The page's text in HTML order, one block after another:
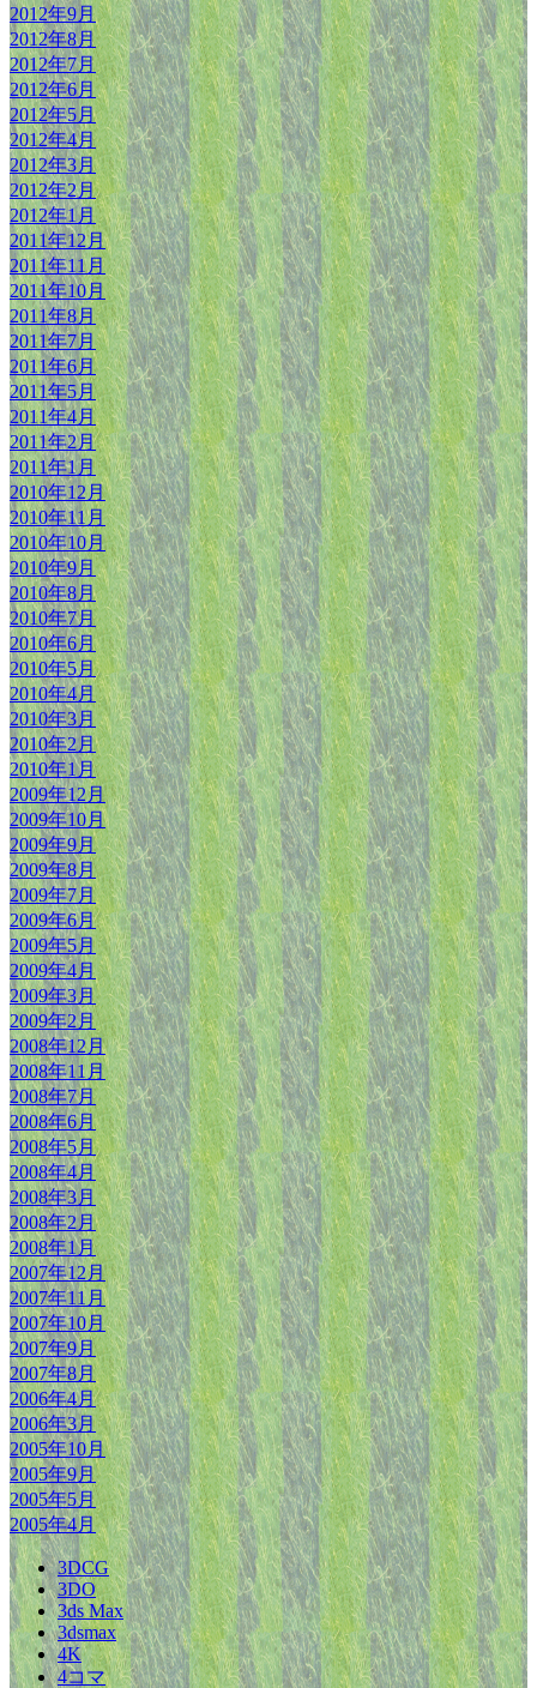
2012年9月
2012年8月
2012年7月
2012年6月
2012年5月
2012年4月
2012年3月
2012年2月
2012年1月
2011年12月
2011年11月
2011年10月
2011年8月
2011年7月
2011年6月
2011年5月
2011年4月
2011年2月
2011年1月
2010年12月
2010年11月
2010年10月
2010年9月
2010年8月
2010年7月
2010年6月
2010年5月
2010年4月
2010年3月
2010年2月
2010年1月
2009年12月
2009年10月
2009年9月
2009年8月
2009年7月
2009年6月
2009年5月
2009年4月
2009年3月
2009年2月
2008年12月
2008年11月
2008年7月
2008年6月
2008年5月
2008年4月
2008年3月
2008年2月
2008年1月
2007年12月
2007年11月
2007年10月
2007年9月
2007年8月
2006年4月
2006年3月
2005年10月
2005年9月
2005年5月
2005年4月
3DCG
3DO
3ds Max
3dsmax
4K
4コマ